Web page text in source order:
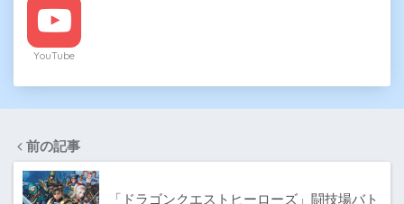
YouTube
前の記事
「ドラゴンクエストヒーローズ」闘技場バト